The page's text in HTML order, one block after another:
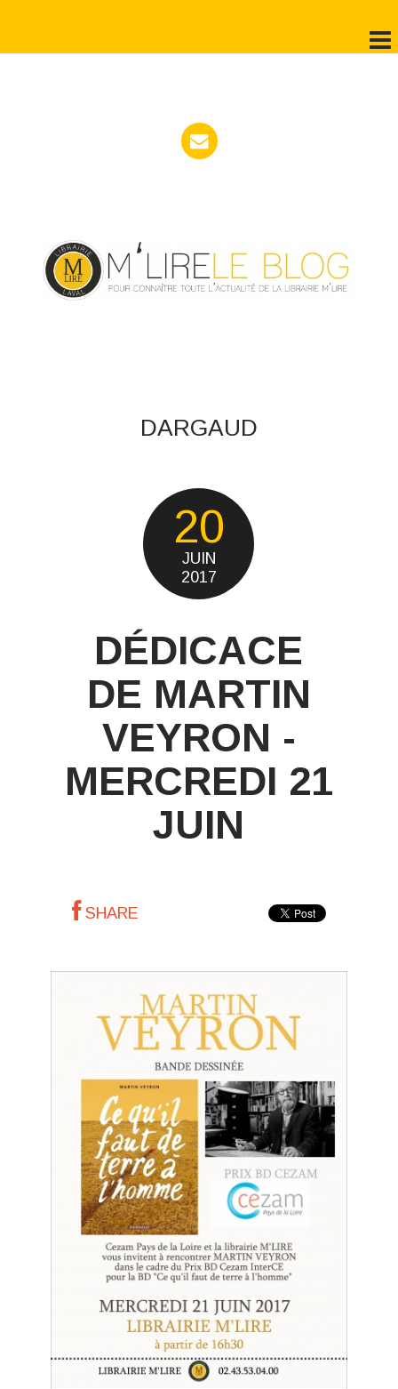
DARGAUD
20
JUIN
2017
DÉDICACE
DE MARTIN
VEYRON -
MERCREDI 21
JUIN
SHARE